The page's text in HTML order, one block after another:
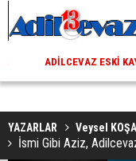
ADILCEVAZ ESKI
YAZARLAR Veysel
İsmi Gibi Aziz,